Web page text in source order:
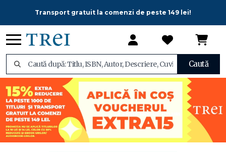
Transport gratuit la comenzi de peste 149 lei!
Caută